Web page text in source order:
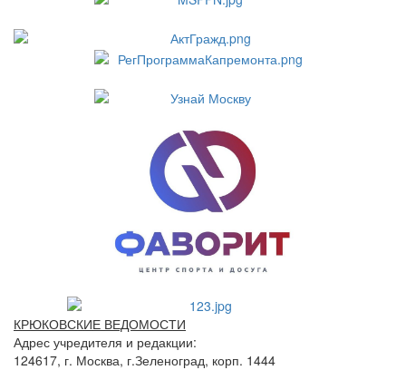
КРЮКОВСКИЕ ВЕДОМОСТИ
Адрес учредителя и редакции:
124617, г. Москва, г.Зеленоград, корп. 1444